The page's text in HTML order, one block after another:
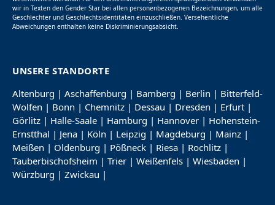
wir in Texten den Gender Star bei allen personenbezogenen Bezeichnungen, um alle
Geschlechter und Geschlechtsidentitäten einzuschließen. Versehentliche
Abweichungen enthalten keine Diskriminierungsabsicht.
UNSERE STANDORTE
Altenburg | Aschaffenburg | Bamberg | Berlin | Bitterfeld-
Wolfen | Bonn | Chemnitz | Dessau | Dresden | Erfurt |
Görlitz | Halle-Saale | Hamburg | Hannover | Hohenstein-
Ernstthal | Jena | Köln | Leipzig | Magdeburg | Mainz |
Meißen | Oldenburg | Pößneck | Riesa | Rochlitz |
Tauberbischofsheim | Trier | Weißenfels | Wiesbaden |
Würzburg | Zwickau |